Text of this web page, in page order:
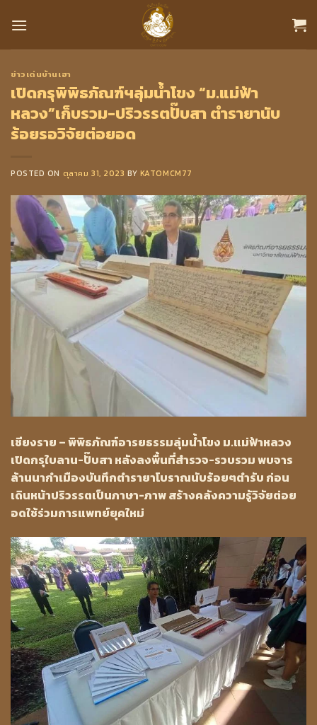
ข่าวเด่นบ้านเฮา
เปิดกรุพิพิธภัณฑ์ฯลุ่มน้ำโขง “ม.แม่ฟ้า
หลวง”เก็บรวม-ปริวรรตปั๊บสา ตำรายานับ
ร้อยรอวิจัยต่อยอด
POSTED ON ตุลาคม 31, 2023 BY KATOMCM77
เชียงราย – พิพิธภัณฑ์อารยธรรมลุ่มน้ำโขง ม.แม่ฟ้าหลวง
เปิดกรุใบลาน-ปั๊บสา หลังลงพื้นที่สำรวจ-รวบรวม พบจาร
ล้านนากำเมืองบันทึกตำรายาโบราณนับร้อยๆตำรับ ก่อน
เดินหน้าปริวรรตเป็นภาษา-ภาพ สร้างคลังความรู้วิจัยต่อย
อดใช้ร่วมการแพทย์ยุคใหม่